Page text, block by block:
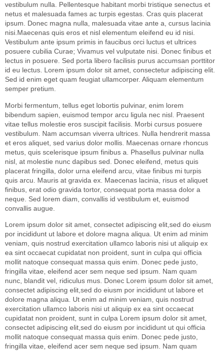
vestibulum nulla. Pellentesque habitant morbi tristique senectus et
netus et malesuada fames ac turpis egestas. Cras quis placerat
ipsum. Donec magna nulla, malesuada vitae ante a, cursus lacinia
nisi.Maecenas quis eros et nisl elementum eleifend eu id nisi.
Vestibulum ante ipsum primis in faucibus orci luctus et ultrices
posuere cubilia Curae; Vivamus vel vulputate nisi. Donec finibus et
lectus in posuere. Sed porta libero facilisis purus accumsan porttitor
id eu lectus. Lorem ipsum dolor sit amet, consectetur adipiscing elit.
Sed id enim eget quam feugiat ullamcorper. Aliquam elementum
semper pretium.
Morbi fermentum, tellus eget lobortis pulvinar, enim lorem
bibendum sapien, euismod tempor arcu ligula nec nisl. Praesent
vitae tellus molestie eros suscipit facilisis. Morbi cursus posuere
vestibulum. Nam accumsan viverra ultrices. Nulla hendrerit massa
et eros aliquet, sed varius dolor mollis. Maecenas ornare rhoncus
metus, quis scelerisque ipsum finibus a. Phasellus pulvinar nulla
nisl, at molestie nunc dapibus sed. Donec eleifend, metus quis
placerat fringilla, dolor urna eleifend arcu, vitae finibus mi turpis
quis arcu. Mauris at gravida ex. Maecenas lacinia, risus et aliquet
finibus, erat odio gravida tortor, consequat porta massa dolor a
neque. Sed lorem diam, convallis id vestibulum et, euismod
convallis augue.
Lorem ipsum dolor sit amet, consectet adipiscing elit,sed do eiusm
por incididunt ut labore et dolore magna aliqua. Ut enim ad minim
veniam, quis nostrud exercitation ullamco laboris nisi ut aliquip ex
ea sint occaecat cupidatat non proident, sunt in culpa qui officia
mollit natoque consequat massa quis enim. Donec pede justo,
fringilla vitae, eleifend acer sem neque sed ipsum. Nam quam
nunc, blandit vel, ridiculus mus. Donec Lorem ipsum dolor sit amet,
consectet adipiscing elit,sed do eiusm por incididunt ut labore et
dolore magna aliqua. Ut enim ad minim veniam, quis nostrud
exercitation ullamco laboris nisi ut aliquip ex ea sint occaecat
cupidatat non proident, sunt in culpa Lorem ipsum dolor sit amet,
consectet adipiscing elit,sed do eiusm por incididunt ut qui officia
mollit natoque consequat massa quis enim. Donec pede justo,
fringilla vitae, eleifend acer sem neque sed ipsum. Nam quam